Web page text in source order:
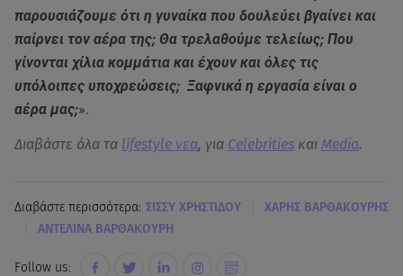
παρουσιάζουμε ότι η γυναίκα που δουλεύει βγαίνει και
παίρνει τον αέρα της; Θα τρελαθούμε τελείως; Που
γίνονται χίλια κομμάτια και έχουν και όλες τις
υπόλοιπες υποχρεώσεις; Ξαφνικά η εργασία είναι ο
αέρα μας;».
Διαβάστε όλα τα lifestyle νεα, για Celebrities και Media.
Διαβάστε περισσότερα: ΣΙΣΣΥ ΧΡΗΣΤΙΔΟΥ XΑΡΗΣ ΒΑΡΘΑΚΟΥΡΗΣ
ΑΝΤΕΛΙΝΑ ΒΑΡΘΑΚΟΥΡΗ
Follow us: